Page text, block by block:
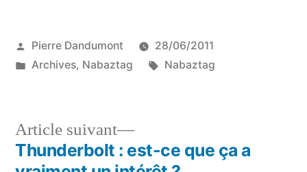
Publié
par
Pierre Dandumont
28/06/2011
Publié
Archives, Nabaztag Étiquettes :
Nabaztag
Navigation
Article suivant
Article
suivant :
Thunderbolt : est-ce que ça a